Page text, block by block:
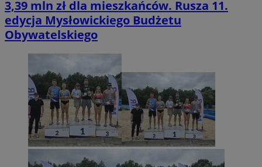
3,39 mln zł dla mieszkańców. Rusza 11.
edycja Mysłowickiego Budżetu
Obywatelskiego